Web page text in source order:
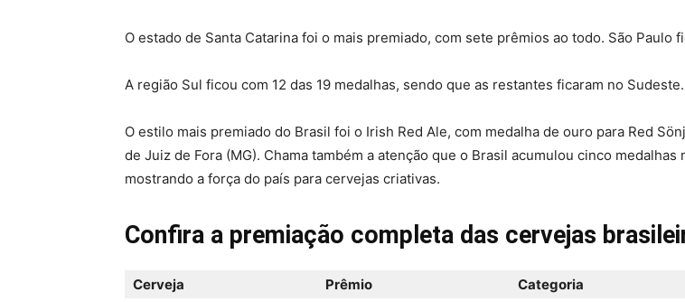
O estado de Santa Catarina foi o mais premiado, com sete prêmios ao todo. São
A região Sul ficou com 12 das 19 medalhas, sendo que as restantes ficaram no Sudeste.
O estilo mais premiado do Brasil foi o Irish Red Ale, com medalha de ouro para Red
de Juiz de Fora (MG). Chama também a atenção que o Brasil acumulou cinco
mostrando a força do país para cervejas criativas.
Confira a premiação completa das cervejas
Cerveja Prêmio Categoria